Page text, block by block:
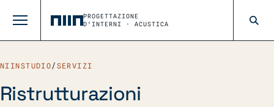
PROGETTAZIONE
D'INTERNI · ACUSTICA
NIINSTUDIO/ SERVIZI
Ristrutturazioni